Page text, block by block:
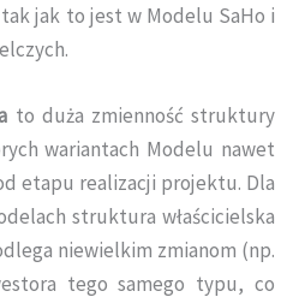
jak to jest w Modelu SaHo i
to duża zmienność struktury
wariantach Modelu nawet
etapu realizacji projektu. Dla
struktura właścicielska
niewielkim zmianom (np.
tego samego typu, co